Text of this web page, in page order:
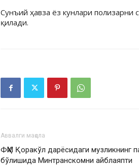
Сунъий ҳавза ёз кунлари полизарни
қилади.
Аввалги мақола
ФҲМ Қоракўл дарёсидаги музликнинг
бўлишида Минтранскомни айблаяпти